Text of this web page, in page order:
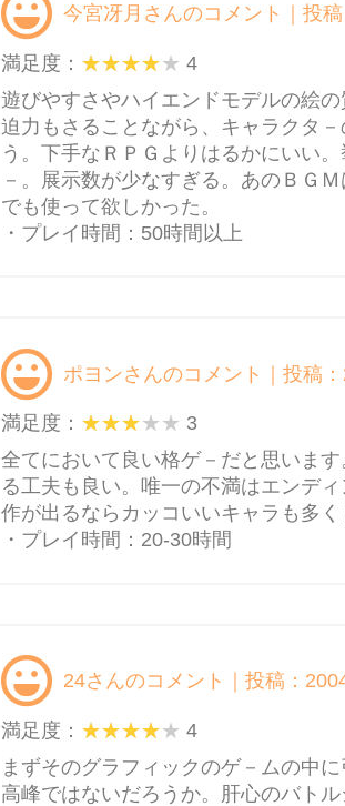
今宮冴月さんのコメント｜投
満足度：
4
遊びやすさやハイエンドモデルの絵
迫力もさることながら、キャラクタ
う。下手なＲＰＧよりはるかにいい
－。展示数が少なすぎる。あのＢＧ
でも使って欲しかった。
・プレイ時間：50時間以上
ポヨンさんのコメント｜投稿
満足度：
3
全てにおいて良い格ゲ－だと思いま
る工夫も良い。唯一の不満はエンデ
作が出るならカッコいいキャラも多く
・プレイ時間：20-30時間
24さんのコメント｜投稿：
満足度：
4
まずそのグラフィックのゲ－ムの中
高峰ではないだろうか。肝心のバト